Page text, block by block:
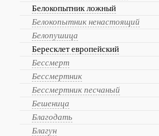
Белокопытник ложный
Белокопытник ненастоящий
Белопушица
Бересклет европейский
Бессмерт
Бессмертник
Бессмертник песчаный
Бешеница
Благодать
Благун